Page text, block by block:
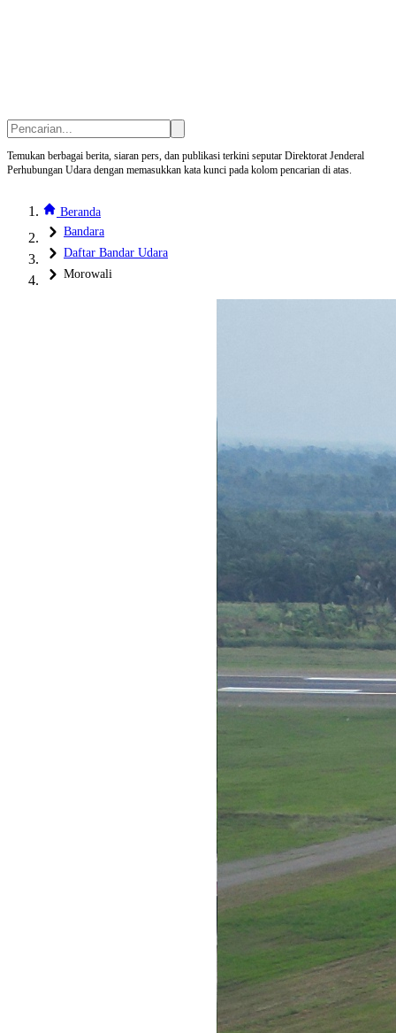
Temukan berbagai berita, siaran pers, dan publikasi terkini seputar Direktorat Jenderal
Perhubungan Udara dengan memasukkan kata kunci pada kolom pencarian di atas.
Beranda
Bandara
Daftar Bandar Udara
Morowali